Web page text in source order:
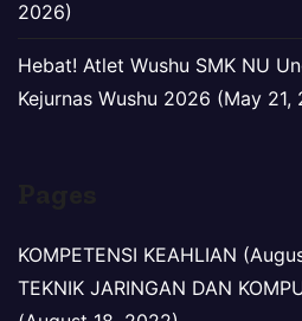
2026)
Hebat! Atlet Wushu SMK NU
Kejurnas Wushu 2026 (May 21,
KOMPETENSI KEAHLIAN
TEKNIK JARINGAN DAN